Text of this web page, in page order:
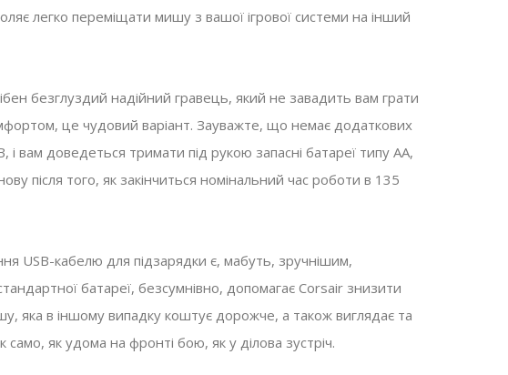
легко переміщати мишу з вашої ігрової системи на інший
безглуздий надійний гравець, який не завадить вам грати
це чудовий варіант. Зауважте, що немає додаткових
і вам доведеться тримати під рукою запасні батареї типу АА,
після того, як закінчиться номінальний час роботи в 135
USB-кабелю для підзарядки є, мабуть, зручнішим,
батареї, безсумнівно, допомагає Corsair знизити
яка в іншому випадку коштує дорожче, а також виглядає та
само, як удома на фронті бою, як у ділова зустріч.